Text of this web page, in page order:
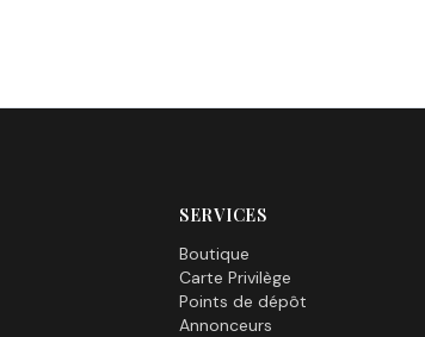
SERVICES
Boutique
Carte Privilège
Points de dépôt
Annonceurs